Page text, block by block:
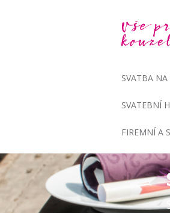
SVATBA NA
SVATEBNÍ
FIREMNÍ A